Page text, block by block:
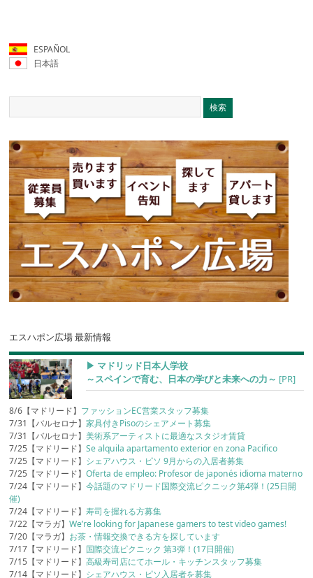
ESPAÑOL
日本語
エスハポン広場 最新情報
▶︎ マドリッド日本人学校
～スペインで育む、日本の学びと未来への力～ [PR]
8/6【マドリード】 ファッションEC営業スタッフ募集
7/31【バルセロナ】家具付きPisoのシェアメート募集
7/31【バルセロナ】美術系アーティストに最適なスタジオ賃貸
7/25【マドリード】Se alquila apartamento exterior en zona Pacifico
7/25【マドリード】 シェアハウス・ピソ 9月からの入居者募集
7/25【マドリード】Oferta de empleo: Profesor de japonés idioma materno
7/24【マドリード】今話題のマドリード国際交流ピクニック第4弾！(25日開
催)
7/24【マドリード】寿司を握れる方募集
7/22【マラガ】We’re looking for Japanese gamers to test video games!
7/20【マラガ】 お茶・情報交換できる方を探しています
7/17【マドリード】 国際交流ピクニック 第3弾！(17日開催)
7/15【マドリード】高級寿司店にてホール・キッチンスタッフ募集
7/14【マドリード】 シェアハウス・ピソ入居者を募集